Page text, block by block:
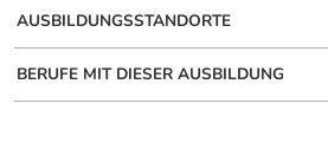
AUSBILDUNGSSTANDORTE
BERUFE MIT DIESER AUSBILDUNG